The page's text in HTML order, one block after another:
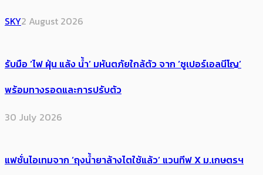
SKY2 August 2026
รับมือ ‘ไฟ ฝุ่น แล้ง น้ำ’ มหันตภัยใกล้ตัว จาก ‘ซูเปอร์เอลนีโญ’
พร้อมทางรอดและการปรับตัว
30 July 2026
แฟชั่นไอเทมจาก ‘ถุงน้ำยาล้างไตใช้แล้ว’ แวนทีฟ X ม.เกษตรฯ